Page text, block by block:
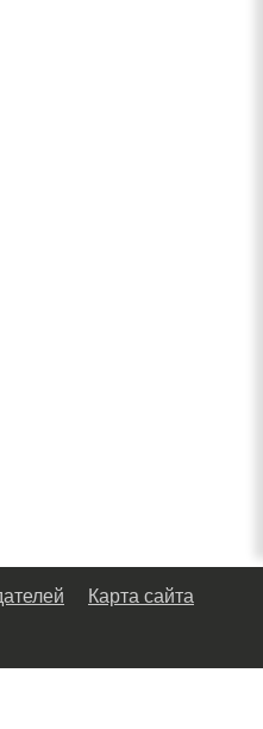
Карта сайта